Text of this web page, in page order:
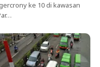
ke 10 di kawasan